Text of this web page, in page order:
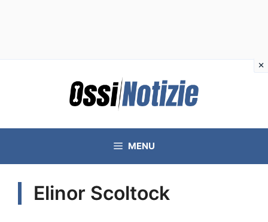
MENU
Elinor Scoltock